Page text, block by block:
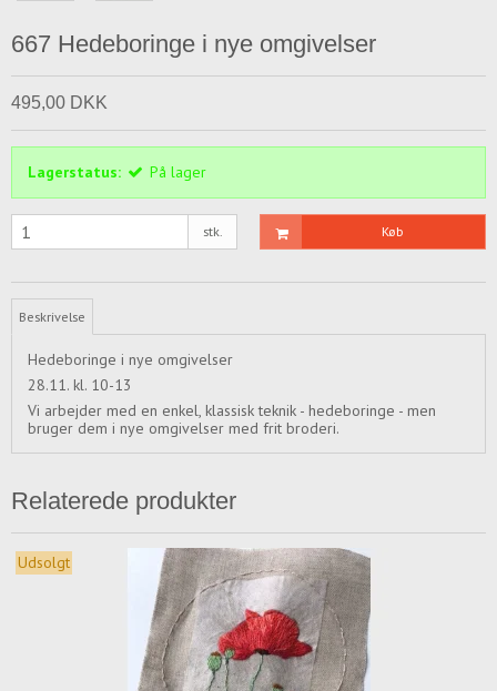
667 Hedeboringe i nye omgivelser
495,00 DKK
Lagerstatus: På lager
stk. Køb
Beskrivelse
Hedeboringe i nye omgivelser
28.11. kl. 10-13
Vi arbejder med en enkel, klassisk teknik - hedeboringe - men
bruger dem i nye omgivelser med frit broderi.
Relaterede produkter
Udsolgt